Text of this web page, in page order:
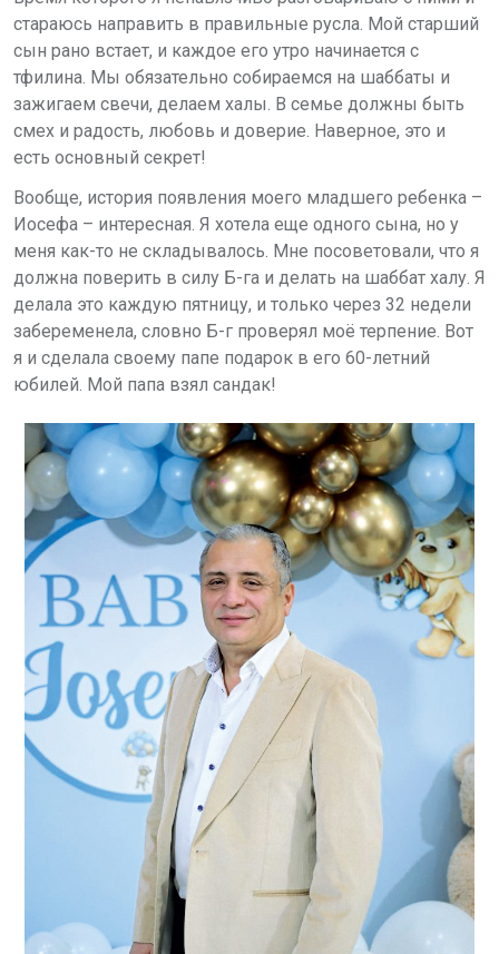
стараюсь направить в правильные русла. Мой старший
сын рано встает, и каждое его утро начинается с
тфилина. Мы обязательно собираемся на шаббаты и
зажигаем свечи, делаем халы. В семье должны быть
смех и радость, любовь и доверие. Наверное, это и
есть основный секрет!
Вообще, история появления моего младшего ребенка –
Иосефа – интересная. Я хотела еще одного сына, но у
меня как-то не складывалось. Мне посоветовали, что я
должна поверить в силу Б-га и делать на шаббат халу. Я
делала это каждую пятницу, и только через 32 недели
забеременела, словно Б-г проверял моё терпение. Вот
я и сделала своему папе подарок в его 60-летний
юбилей. Мой папа взял сандак!